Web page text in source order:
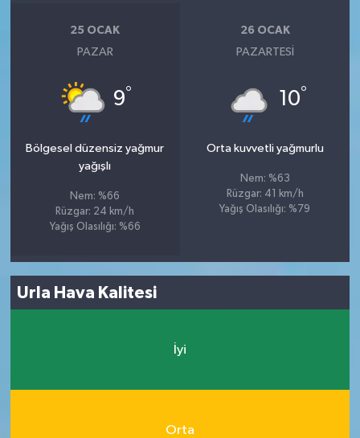
25 OCAK
PAZAR
9°
Bölgesel düzensiz yağmur
yağışlı
Nem: %66
Rüzgar: 24 km/h
Yağış Olasılığı: %66
26 OCAK
PAZARTESI
10°
Orta kuvvetli yağmurlu
Nem: %63
Rüzgar: 41 km/h
Yağış Olasılığı: %79
Urla Hava Kalitesi
İyi
Orta